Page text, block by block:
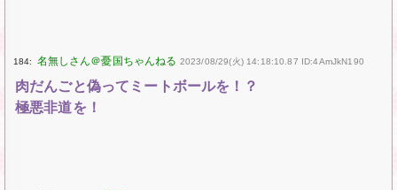
184: 2023/08/29(火) 14:18:10.87 ID:4AmJkN190
肉だんごと偽ってミートボールを！？
極悪非道を！